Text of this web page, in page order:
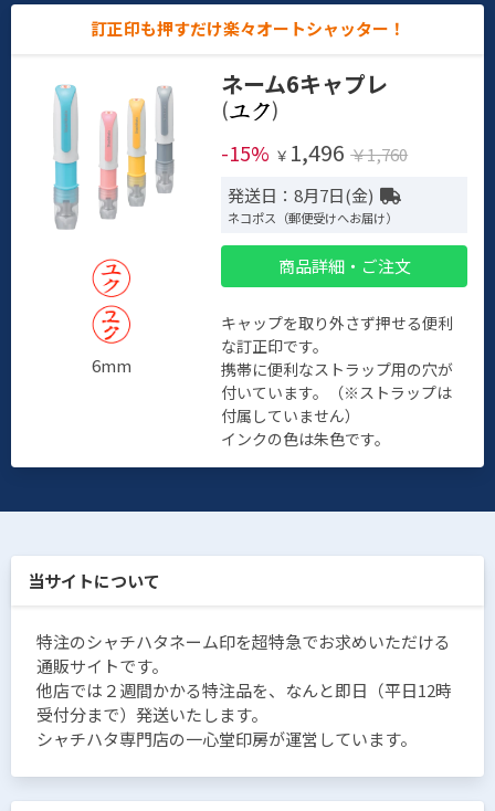
訂正印も押すだけ楽々オートシャッター！
6mm
ネーム6キャプレ
(
)
-15% ￥ 1,496 ￥1,760
発送日：8月7日(金)
ネコポス（郵便受けへお届け）
商品詳細・ご注文
キャップを取り外さず押せる便利
な訂正印です。
携帯に便利なストラップ用の穴が
付いています。（※ストラップは
付属していません）
インクの色は朱色です。
当サイトについて
特注のシャチハタネーム印を超特急でお求めいただける
通販サイトです。
他店では２週間かかる特注品を、なんと即日（平日12時
受付分まで）発送いたします。
シャチハタ専門店の一心堂印房が運営しています。